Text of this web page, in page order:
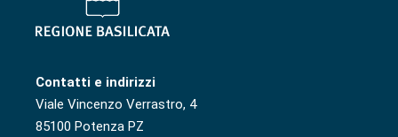
Contatti e indirizzi
Viale Vincenzo Verrastro, 4
85100 Potenza PZ